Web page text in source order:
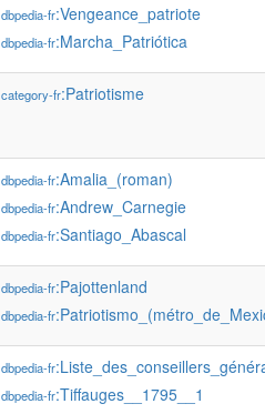
dbpedia-fr:Vengeance_patriote
dbpedia-fr:Marcha_Patriótica
category-fr:Patriotisme
dbpedia-fr:Amalia_(roman)
dbpedia-fr:Andrew_Carnegie
dbpedia-fr:Santiago_Abascal
dbpedia-fr:Pajottenland
dbpedia-fr
dbpedia-fr
dbpedia-fr:Tiffauges__1795__1